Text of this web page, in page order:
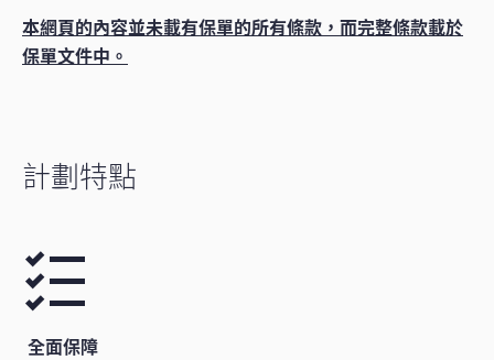
本網頁的內容並未載有保單的所有條款，而完整條款載於
保單文件中。
計劃特點
全面保障